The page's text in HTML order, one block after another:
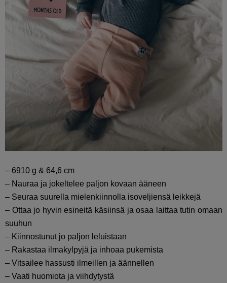
– 6910 g & 64,6 cm
– Nauraa ja jokeltelee paljon kovaan ääneen
– Seuraa suurella mielenkiinnolla isoveljiensä leikkejä
– Ottaa jo hyvin esineitä käsiinsä ja osaa laittaa tutin omaan
suuhun
– Kiinnostunut jo paljon leluistaan
– Rakastaa ilmakylpyjä ja inhoaa pukemista
– Vitsailee hassusti ilmeillen ja äännellen
– Vaati huomiota ja viihdytystä